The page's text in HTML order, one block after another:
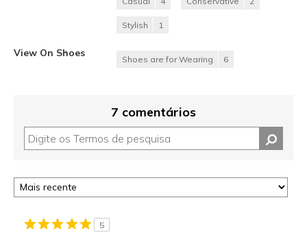
Stylish 1
View On Shoes
Shoes are for Wearing 6
7 comentários
5